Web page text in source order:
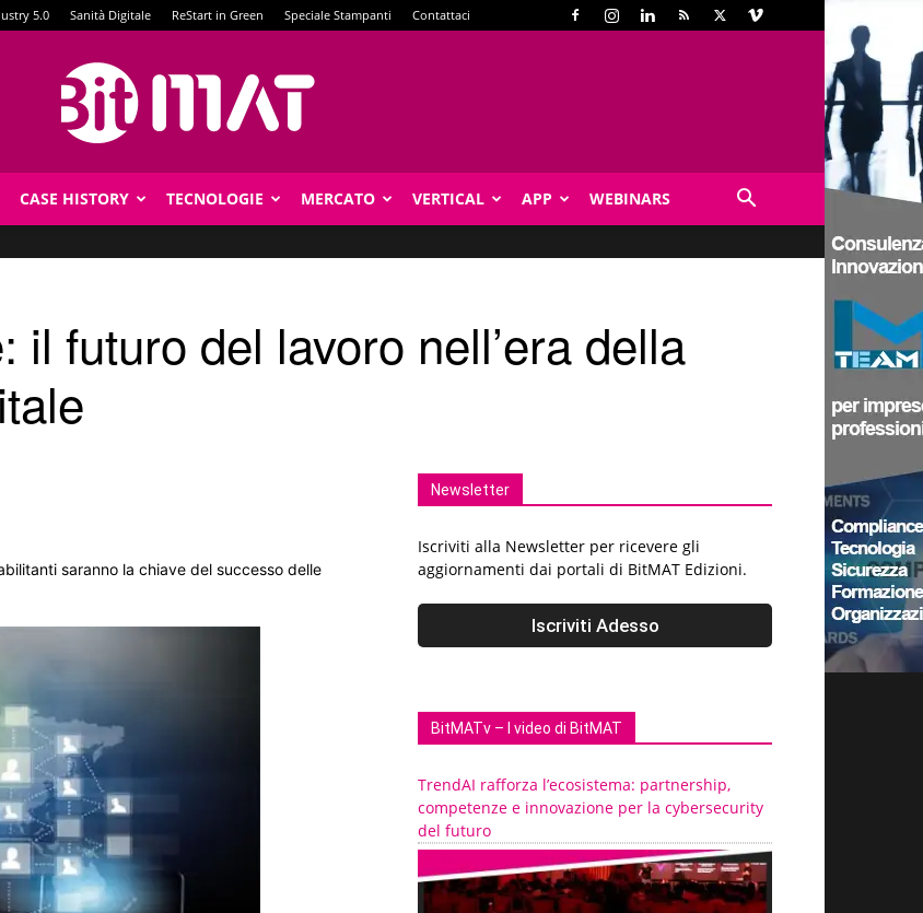
5.0 Sanità Digitale ReStart in Green Speciale Stampanti Contattaci
CASE HISTORY TECNOLOGIE MERCATO VERTICAL APP WEBINARS
il futuro del lavoro nell’era della
saranno la chiave del successo delle
Newsletter
Iscriviti alla Newsletter per ricevere gli
aggiornamenti dai portali di BitMAT Edizioni.
BitMATv – I video di BitMAT
TrendAI rafforza l’ecosistema: partnership,
competenze e innovazione per la cybersecurity
del futuro